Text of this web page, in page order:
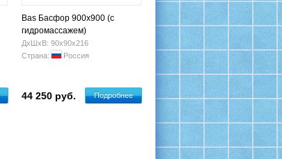
Bas Басфор 900х900 (с
гидромассажем)
ДхШхВ: 90х90х216
Страна:
Россия
44 250 руб. Подробнее